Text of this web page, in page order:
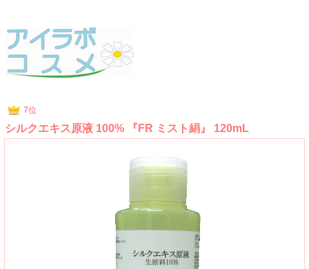
7位
シルクエキス原液 100% 『FR ミスト絹』 120mL